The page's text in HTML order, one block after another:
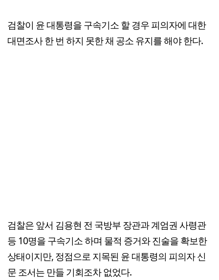
검찰이 윤 대통령을 구속기소 할 경우 피의자에 대한
대면조사 한 번 하지 못한 채 공소 유지를 해야 한다.
검찰은 앞서 김용현 전 국방부 장관과 계엄권 사령관
등 10명을 구속기소 하며 물적 증거와 진술을 확보한
상태이지만, 정점으로 지목된 윤 대통령의 피의자 신
문 조서는 만들 기회조차 없었다.